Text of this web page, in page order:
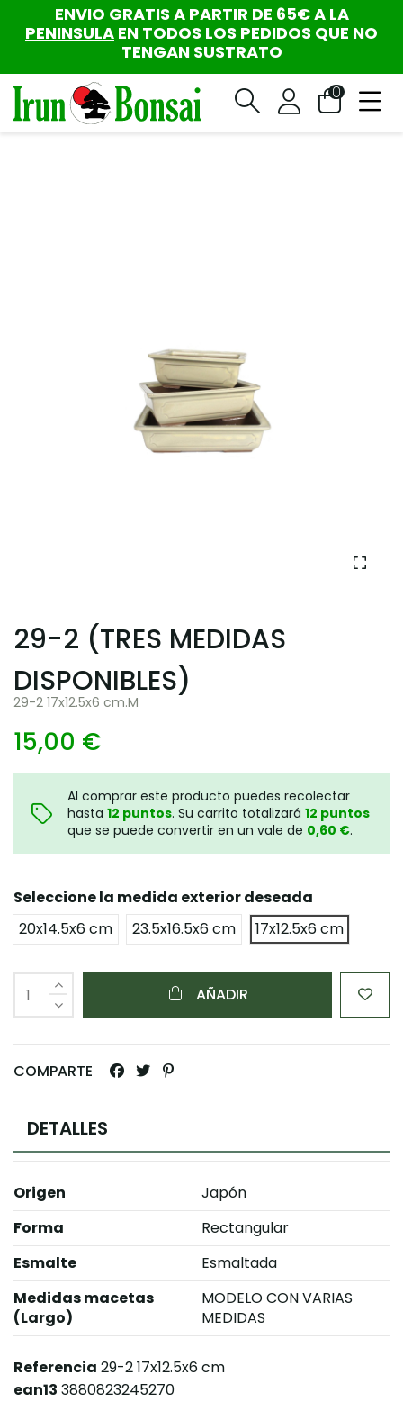
ENVIO GRATIS A PARTIR DE 65€ A LA
PENINSULA EN TODOS LOS PEDIDOS QUE NO
TENGAN SUSTRATO
0
29-2 (TRES MEDIDAS
DISPONIBLES)
29-2 17x12.5x6 cm.M
15,00 €
Al comprar este producto puedes recolectar
hasta 12 puntos. Su carrito totalizará 12 puntos
que se puede convertir en un vale de 0,60 €.
Seleccione la medida exterior deseada
20x14.5x6 cm
23.5x16.5x6 cm 17x12.5x6 cm
AÑADIR
COMPARTE
DETALLES
Origen
Japón
Forma
Rectangular
Esmalte
Esmaltada
Medidas macetas
(Largo)
MODELO CON VARIAS
MEDIDAS
Referencia 29-2 17x12.5x6 cm
ean13 3880823245270